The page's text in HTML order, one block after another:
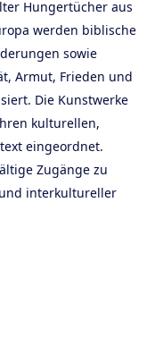
Hungertücher aus
werden biblische
sowie
Armut, Frieden und
Die Kunstwerke
kulturellen,
eingeordnet.
Zugänge zu
interkultureller